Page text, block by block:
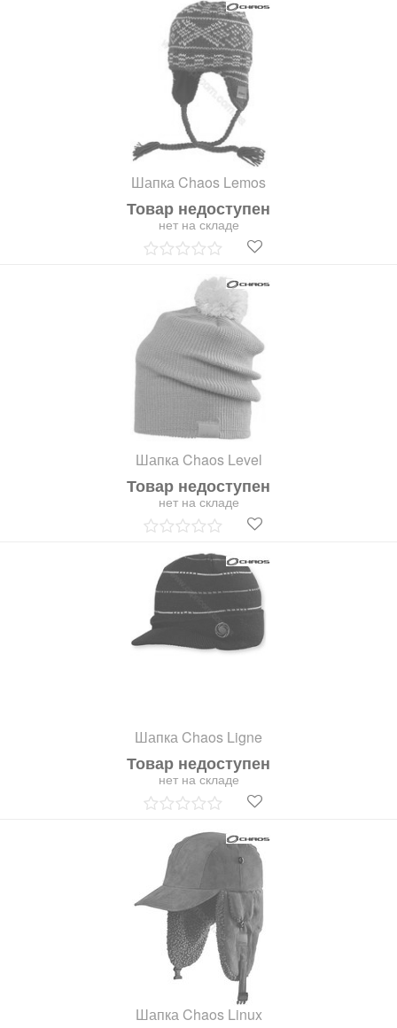
Шапка Chaos Lemos
Товар недоступен
нет на складе
Шапка Chaos Level
Товар недоступен
нет на складе
Шапка Chaos Ligne
Товар недоступен
нет на складе
Шапка Chaos Linux